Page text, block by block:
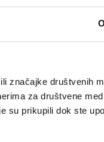
značajke društvenih
za društvene
su prikupili dok ste
Besplatna dostava